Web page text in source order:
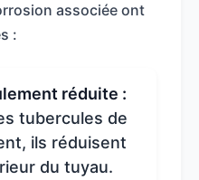
associée ont
:
réduite :
tubercules de
ils réduisent
du tuyau.